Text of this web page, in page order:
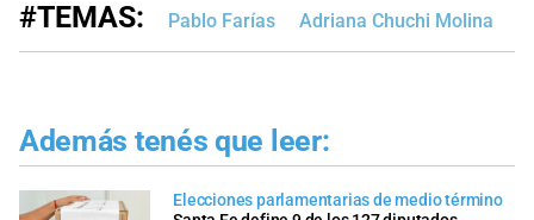
#TEMAS: Pablo Farías Adriana Chuchi Molina
Además tenés que leer:
Elecciones parlamentarias de medio término